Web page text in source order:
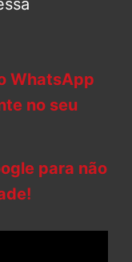
WhatsApp
no seu
para não